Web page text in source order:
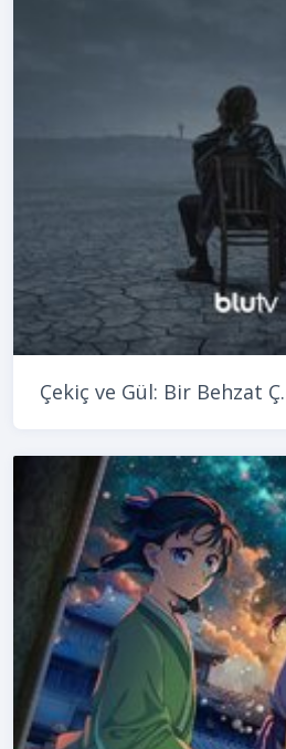
Çekiç ve Gül: Bir Behzat